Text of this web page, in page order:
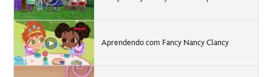
Aprendendo com Fancy Nancy Clancy